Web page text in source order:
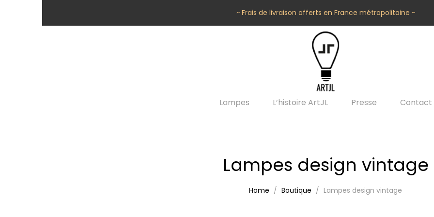
~ Frais de livraison offerts en France métropolitaine ~
Lampes L’histoire ArtJL Presse Contact
Lampes design vintage
Home Boutique Lampes design vintage